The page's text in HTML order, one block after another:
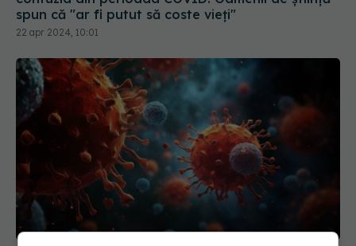
spun că "ar fi putut să coste vieți"
22 apr 2024, 10:01